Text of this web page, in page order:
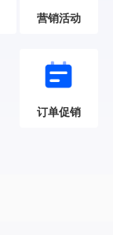
营销活动
订单促销